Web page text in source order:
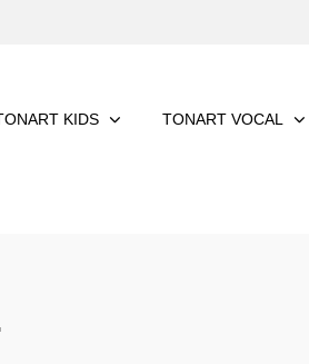
KIDS TONART VOCAL